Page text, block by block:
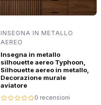
INSEGNA IN METALLO
AEREO
Insegna in metallo
silhouette aereo Typhoon,
Silhouette aereo in metallo,
Decorazione murale
aviatore
0 recensioni